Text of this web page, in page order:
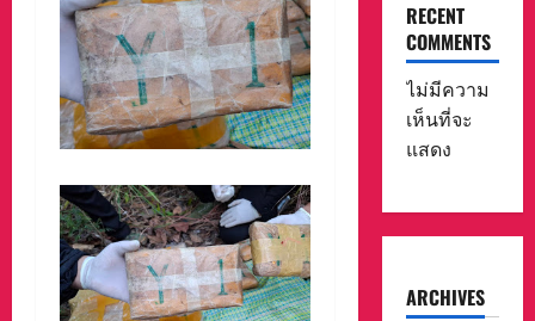
RECENT
COMMENTS
ไม่มีความ
เห็นที่จะ
แสดง
ARCHIVES